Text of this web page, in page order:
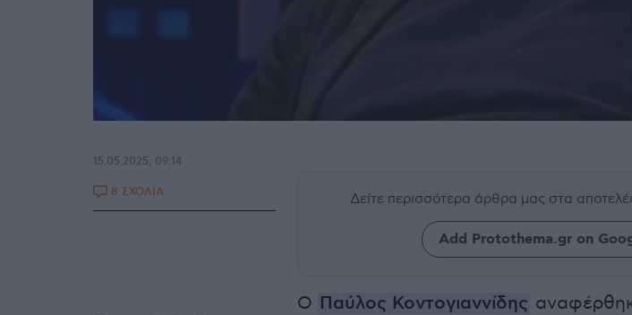
Δείτε περισσότερα άρθρα μας στα
Add Protothema.gr on
Ο Παύλος Κοντογιαννίδης
15.05.2025, 09:14
8 ΣΧΟΛΙΑ